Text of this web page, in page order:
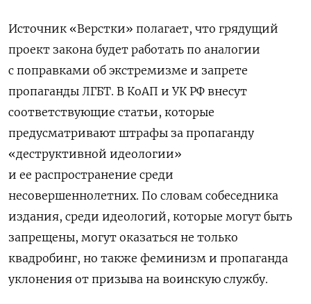
Источник «Верстки» полагает, что грядущий
проект закона будет работать по аналогии
с поправками об экстремизме и запрете
пропаганды ЛГБТ. В КоАП и УК РФ внесут
соответствующие статьи, которые
предусматривают штрафы за пропаганду
«деструктивной идеологии»
и ее распространение среди
несовершеннолетних. По словам собеседника
издания, среди идеологий, которые могут быть
запрещены, могут оказаться не только
квадробинг, но также феминизм и пропаганда
уклонения от призыва на воинскую службу.